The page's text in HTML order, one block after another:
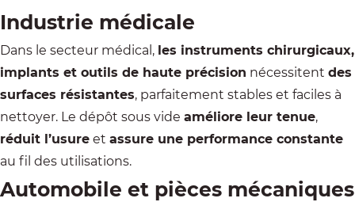
Industrie médicale
Dans le secteur médical , les instruments chirurgicaux,
implants et outils de haute précision nécessitent des
surfaces résistantes, parfaitement stables et faciles à
nettoyer. Le dépôt sous vide améliore leur tenue,
réduit l’usure et assure une performance constante
au fil des utilisations.
Automobile et pièces mécaniques